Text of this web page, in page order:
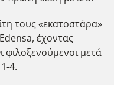
τους «εκατοστάρα»
έχοντας
φιλοξενούμενοι μετά
4.